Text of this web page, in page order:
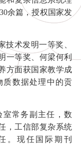
余篇，授权国家发
技术发明一等奖、
一等奖、何梁何利
方面获国家教学成
质数据处理中的贡
常务副主任，数
，工信部复杂系统
。现任国际期刊